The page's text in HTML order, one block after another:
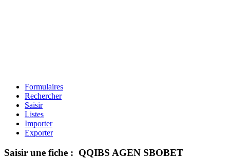
Formulaires
Rechercher
Saisir
Listes
Importer
Exporter
Saisir une fiche : QQIBS AGEN SBOBET